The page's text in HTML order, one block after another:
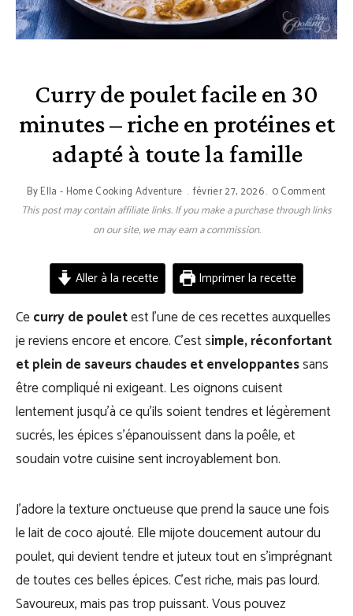
Curry de poulet facile en 30
minutes – riche en protéines et
adapté à toute la famille
ByElla - Home Cooking Adventure février 27, 2026 0 Comment
This post may contain affiliate links. If you make a purchase through links
on our site, we may earn a commission.
Aller à la recette Imprimer la recette
Cecurry de pouletest l’une de ces recettes auxquelles
je reviens encore et encore. C’est simple, réconfortant
et plein de saveurs chaudes et enveloppantessans
être compliqué ni exigeant. Les oignons cuisent
lentement jusqu’à ce qu’ils soient tendres et légèrement
sucrés, les épices s’épanouissent dans la poêle, et
soudain votre cuisine sent incroyablement bon.
J’adore la texture onctueuse que prend la sauce une fois
le lait de coco ajouté. Elle mijote doucement autour du
poulet, qui devient tendre et juteux tout en s’imprégnant
de toutes ces belles épices. C’est riche, mais pas lourd.
Savoureux, mais pas trop puissant. Vous pouvez